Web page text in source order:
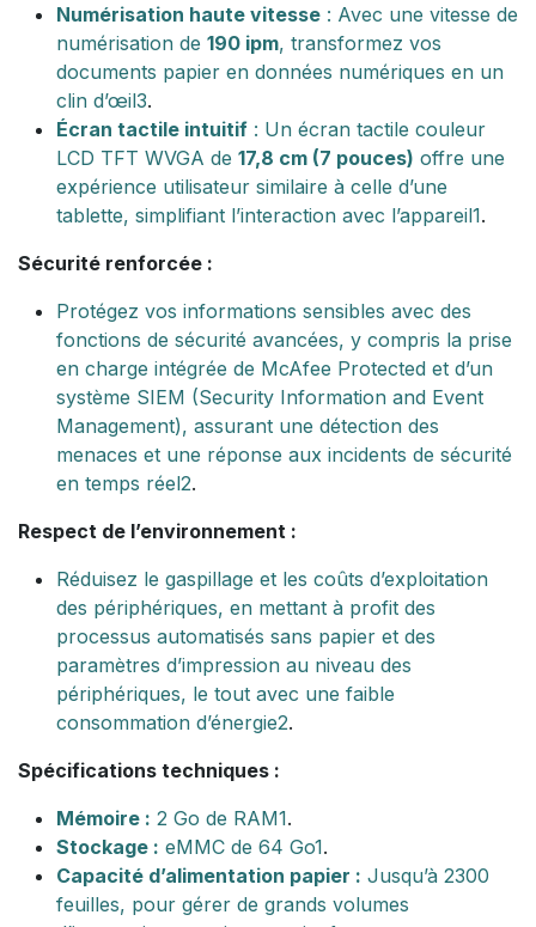
Numérisation haute vitesse : Avec une vitesse de
numérisation de 190 ipm, transformez vos
documents papier en données numériques en un
clin d’œil3.
Écran tactile intuitif : Un écran tactile couleur
LCD TFT WVGA de 17,8 cm (7 pouces) offre une
expérience utilisateur similaire à celle d’une
tablette, simplifiant l’interaction avec l’appareil1.
Sécurité renforcée :
Protégez vos informations sensibles avec des
fonctions de sécurité avancées, y compris la prise
en charge intégrée de McAfee Protected et d’un
système SIEM (Security Information and Event
Management), assurant une détection des
menaces et une réponse aux incidents de sécurité
en temps réel2.
Respect de l’environnement :
Réduisez le gaspillage et les coûts d’exploitation
des périphériques, en mettant à profit des
processus automatisés sans papier et des
paramètres d’impression au niveau des
périphériques, le tout avec une faible
consommation d’énergie2.
Spécifications techniques :
Mémoire : 2 Go de RAM1.
Stockage : eMMC de 64 Go1.
Capacité d’alimentation papier : Jusqu’à 2300
feuilles, pour gérer de grands volumes